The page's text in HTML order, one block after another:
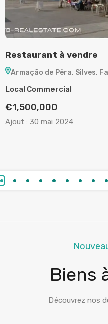
Restaurant à vendre
Armação de Pêra, Silves,
Local Commercial
€1,500,000
Ajout : 30 mai 2024
Biens
Découvrez nos